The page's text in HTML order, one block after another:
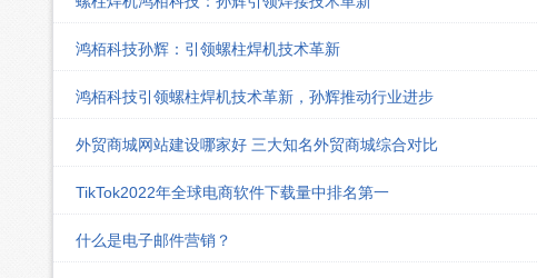
鸿栢科技孙辉：引领螺柱焊机技术革新
鸿栢科技引领螺柱焊机技术革新，孙辉推动行业进步
外贸商城网站建设哪家好 三大知名外贸商城综合对比
TikTok2022年全球电商软件下载量中排名第一
什么是电子邮件营销？